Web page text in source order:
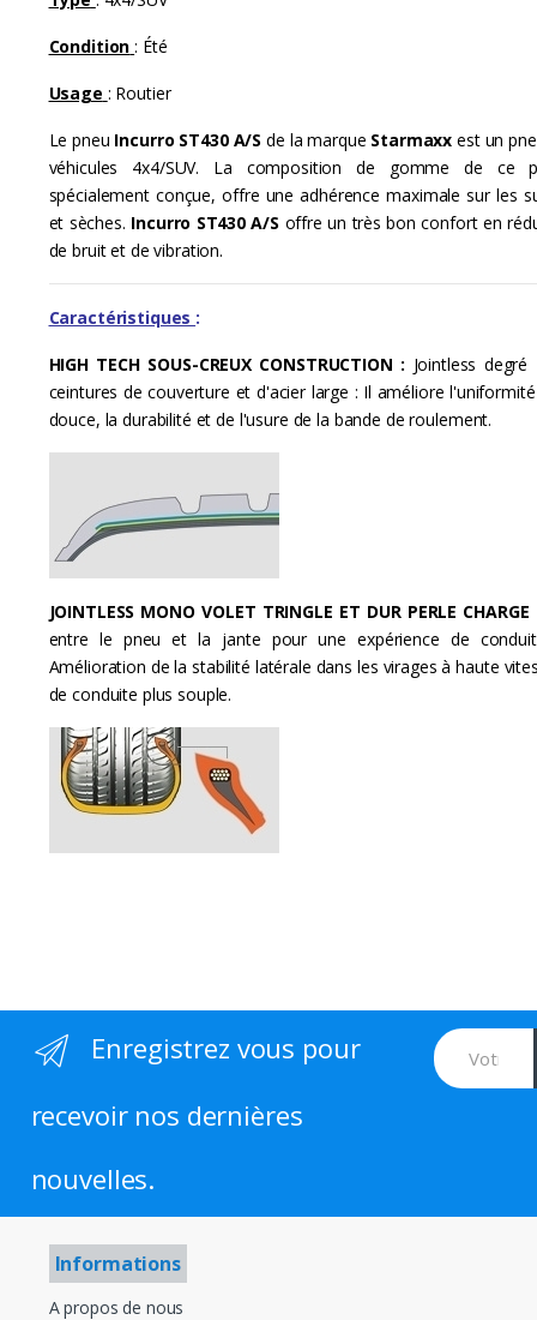
r
o
u
s
e
l
T
a
b
s
Condition : Été
Usage : Routier
Le pneu Incurro ST430 A/S de la marque Starmaxx est un
véhicules 4x4/SUV. La composition de gomme de ce
spécialement conçue, offre une adhérence maximale sur les
et sèches. Incurro ST430 A/S offre un très bon confort en
de bruit et de vibration.
Caractéristiques :
HIGH TECH SOUS-CREUX CONSTRUCTION : Jointless
ceintures de couverture et d'acier large : Il améliore
douce, la durabilité et de l'usure de la bande de roulement.
JOINTLESS MONO VOLET TRINGLE ET DUR PERLE
entre le pneu et la jante pour une expérience de
Amélioration de la stabilité latérale dans les virages à haute
de conduite plus souple.
Enregistrez vous pour
recevoir nos dernières
nouvelles.
Informations
A propos de nous